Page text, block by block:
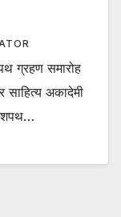
ग्रहण समारोह
साहित्य अकादेमी
शपथ…